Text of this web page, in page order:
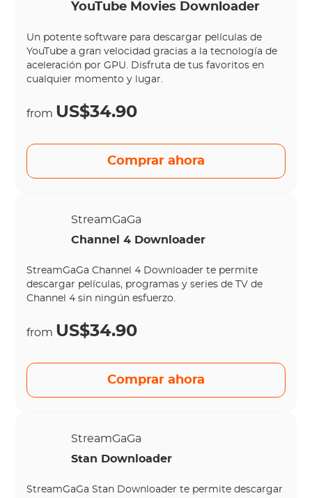
YouTube Movies Downloader
Un potente software para descargar películas de
YouTube a gran velocidad gracias a la tecnología de
aceleración por GPU. Disfruta de tus favoritos en
cualquier momento y lugar.
from US$34.90
Comprar ahora
StreamGaGa
Channel 4 Downloader
StreamGaGa Channel 4 Downloader te permite
descargar películas, programas y series de TV de
Channel 4 sin ningún esfuerzo.
from US$34.90
Comprar ahora
StreamGaGa
Stan Downloader
StreamGaGa Stan Downloader te permite descargar